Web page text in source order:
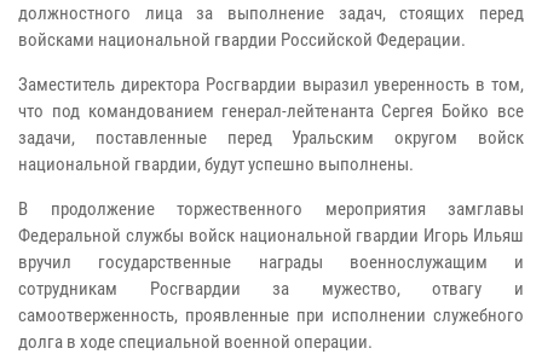
должностного лица за выполнение задач, стоящих перед
войсками национальной гвардии Российской Федерации.
Заместитель директора Росгвардии выразил уверенность в том,
что под командованием генерал-лейтенанта Сергея Бойко все
задачи, поставленные перед Уральским округом войск
национальной гвардии, будут успешно выполнены.
В продолжение торжественного мероприятия замглавы
Федеральной службы войск национальной гвардии Игорь Ильяш
вручил государственные награды военнослужащим и
сотрудникам Росгвардии за мужество, отвагу и
самоотверженность, проявленные при исполнении служебного
долга в ходе специальной военной операции.